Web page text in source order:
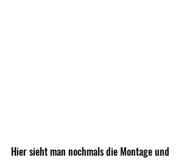
Hier sieht man nochmals die Montage und